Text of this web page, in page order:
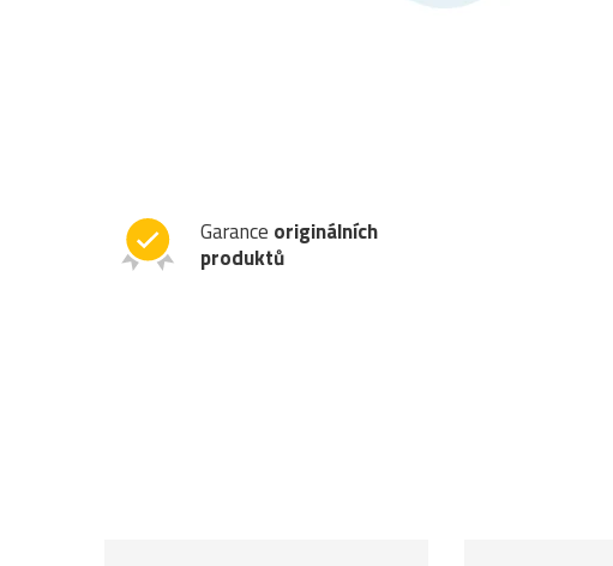
Garance originálních
produktů